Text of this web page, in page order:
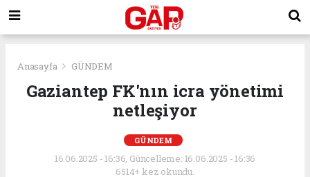
Anasayfa GÜNDEM
Gaziantep FK'nın icra yönetimi
netleşiyor
GÜNDEM
16.06.2025 - 16:36, Güncelleme: 16.06.2025 - 16:36
6514+ kez okundu.